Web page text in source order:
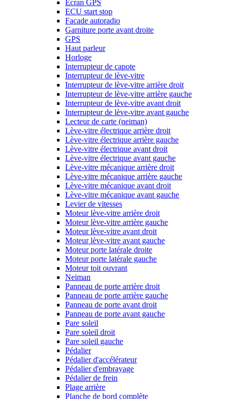
Ecran GPS
ECU start stop
Facade autoradio
Garniture porte avant droite
GPS
Haut parleur
Horloge
Interrupteur de capote
Interrupteur de lève-vitre
Interrupteur de lève-vitre arrière droit
Interrupteur de lève-vitre arrière gauche
Interrupteur de lève-vitre avant droit
Interrupteur de lève-vitre avant gauche
Lecteur de carte (neiman)
Lève-vitre électrique arrière droit
Lève-vitre électrique arrière gauche
Lève-vitre électrique avant droit
Lève-vitre électrique avant gauche
Lève-vitre mécanique arrière droit
Lève-vitre mécanique arrière gauche
Lève-vitre mécanique avant droit
Lève-vitre mécanique avant gauche
Levier de vitesses
Moteur lève-vitre arrière droit
Moteur lève-vitre arrière gauche
Moteur lève-vitre avant droit
Moteur lève-vitre avant gauche
Moteur porte latérale droite
Moteur porte latérale gauche
Moteur toit ouvrant
Neiman
Panneau de porte arrière droit
Panneau de porte arrière gauche
Panneau de porte avant droit
Panneau de porte avant gauche
Pare soleil
Pare soleil droit
Pare soleil gauche
Pédalier
Pédalier d'accélérateur
Pédalier d'embrayage
Pédalier de frein
Plage arrière
Planche de bord complète